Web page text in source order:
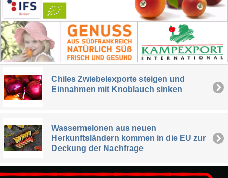
Chiles Zwiebelexporte steigen und
Einnahmen mit Knoblauch sinken
Wassermelonen aus neuen
Herkunftsländern kommen in die EU zur
Deckung der Nachfrage